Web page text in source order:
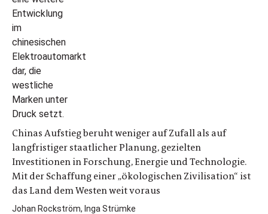
Chinas Aufstieg beruht weniger auf Zufall als auf
langfristiger staatlicher Planung, gezielten
Investitionen in Forschung, Energie und Technologie.
Mit der Schaffung einer „ökologischen Zivilisation“ ist
das Land dem Westen weit voraus
Johan Rockström, Inga Strümke